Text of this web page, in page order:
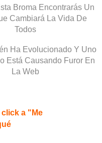
Broma Encontrarás Un
Cambiará La Vida De
Todos
Ha Evolucionado Y Uno
Está Causando Furor En
La Web
a "Me